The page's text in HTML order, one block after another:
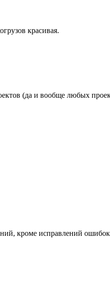
красивая.
(да и вообще любых
кроме исправлений